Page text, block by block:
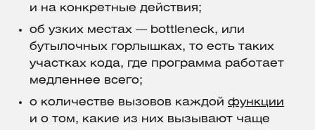
и на конкретные действия;
об узких местах — bottleneck, или
бутылочных горлышках, то есть таких
участках кода, где программа работает
медленнее всего;
о количестве вызовов каждой функции
и о том, какие из них вызывают чаще